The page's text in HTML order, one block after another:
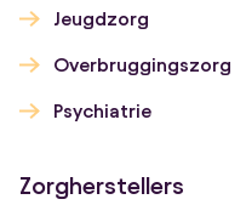
Jeugdzorg
Overbruggingszorg
Psychiatrie
Zorgherstellers